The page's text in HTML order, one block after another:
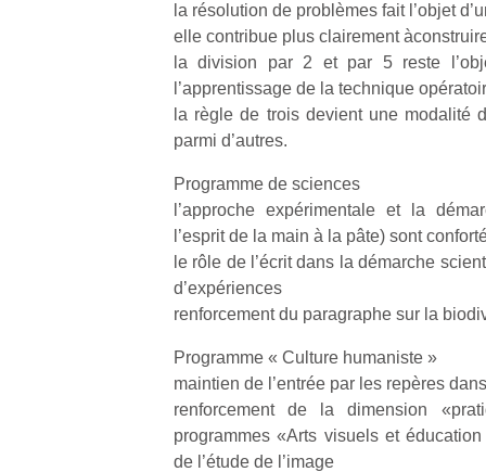
la résolution de problèmes fait l’objet
elle contribue plus clairement
la division par 2 et par 5 reste
l’apprentissage de la technique
la règle de trois devient une modalité
parmi d’autres.
Programme de sciences
l’approche expérimentale et la
l’esprit de la main à la pâte) sont
le rôle de l’écrit dans la démarche
d’expériences
renforcement du paragraphe sur la
Programme « Culture humaniste »
maintien de l’entrée par les repères
renforcement de la dimension
programmes «Arts visuels et
de l’étude de l’image
à
…
NextGen,
une
nouvelle
trottinette
mécanique
Beeper
Des
trampolines
pour les
grands et
les petits !